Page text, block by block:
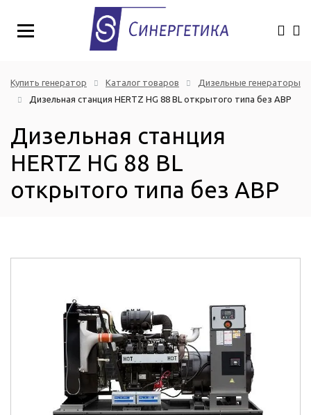
Купить генератор Каталог товаров
Дизельные генераторы
Дизельная станция HERTZ HG 88 BL открытого типа без АВР
Дизельная станция
HERTZ HG 88 BL
открытого типа без АВР